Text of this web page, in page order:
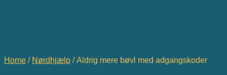
Home / Nørdhjælp / Aldrig mere bøvl med adgangskoder